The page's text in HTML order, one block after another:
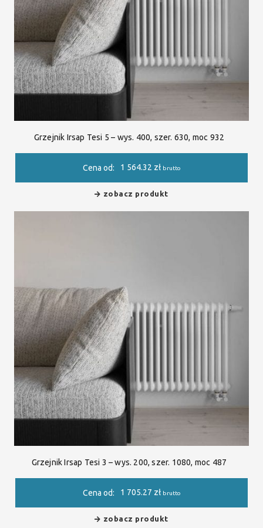
Grzejnik Irsap Tesi 5 – wys. 400, szer. 630, moc 932
Cena od: 1 564.32 zł brutto
zobacz produkt
Grzejnik Irsap Tesi 3 – wys. 200, szer. 1080, moc 487
Cena od: 1 705.27 zł brutto
zobacz produkt